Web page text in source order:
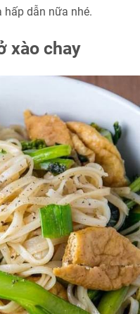
dẫn nữa nhé.
xào chay